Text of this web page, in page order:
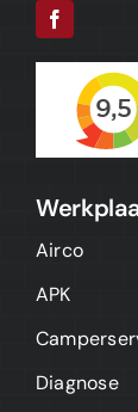
Airco
APK
Diagnose